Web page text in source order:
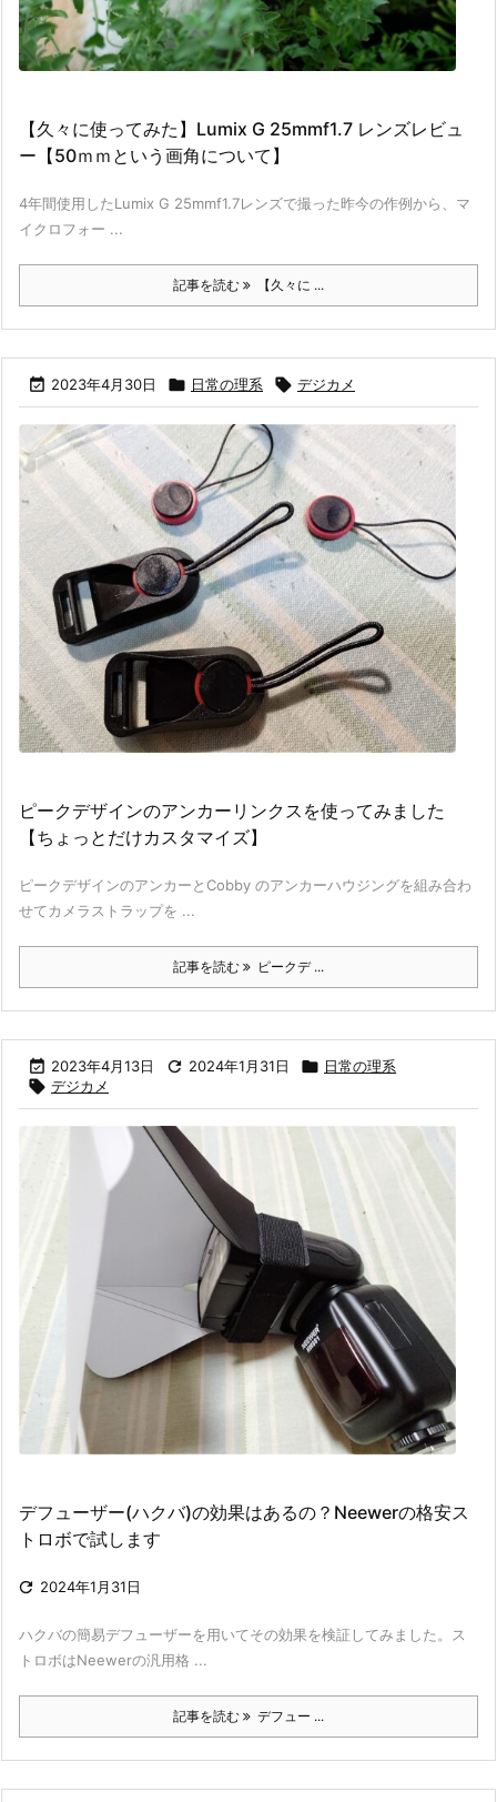
【久々に使ってみた】Lumix G 25mmf1.7 レンズレビュ
ー【50ｍｍという画角について】
4年間使用したLumix G 25mmf1.7レンズで撮った昨今の作例から、マ
イクロフォー ...
記事を読む 【久々に ...
 2023年4月30日  日常の理系  デジカメ
ピークデザインのアンカーリンクスを使ってみました
【ちょっとだけカスタマイズ】
ピークデザインのアンカーとCobby のアンカーハウジングを組み合わ
せてカメラストラップを ...
記事を読む ピークデ ...
 2023年4月13日  2024年1月31日  日常の理系
 デジカメ
デフューザー(ハクバ)の効果はあるの？Neewerの格安ス
トロボで試します
 2024年1月31日
ハクバの簡易デフューザーを用いてその効果を検証してみました。ス
トロボはNeewerの汎用格 ...
記事を読む デフュー ...